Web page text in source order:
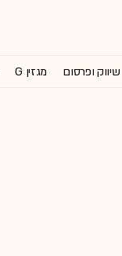
שיווק ופרסום מגזין G